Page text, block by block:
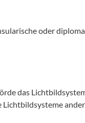
oder
das